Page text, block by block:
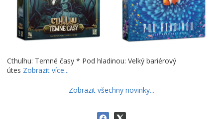
Cthulhu: Temné časy * Pod hladinou: Velký bariérový
útes Zobrazit více...
Zobrazit všechny novinky...